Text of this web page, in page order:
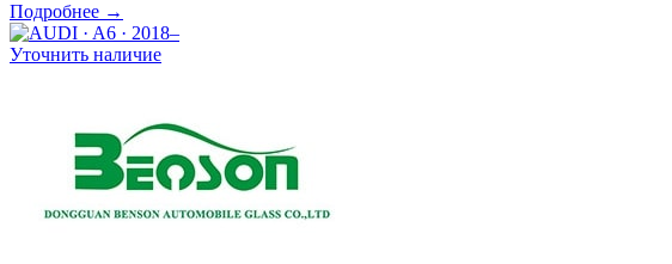
Подробнее →
Уточнить наличие